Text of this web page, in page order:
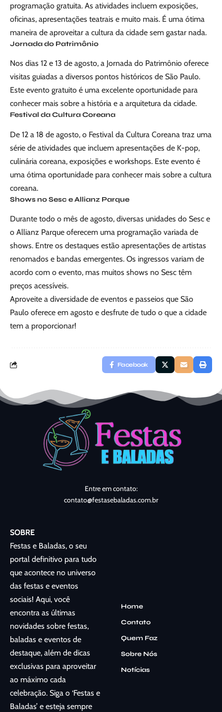
programação gratuita. As atividades incluem exposições,
oficinas, apresentações teatrais e muito mais. É uma ótima
maneira de aproveitar a cultura da cidade sem gastar nada.
Jornada do Patrimônio
Nos dias 12 e 13 de agosto, a Jornada do Patrimônio oferece
visitas guiadas a diversos pontos históricos de São Paulo.
Este evento gratuito é uma excelente oportunidade para
conhecer mais sobre a história e a arquitetura da cidade.
Festival da Cultura Coreana
De 12 a 18 de agosto, o Festival da Cultura Coreana traz uma
série de atividades que incluem apresentações de K-pop,
culinária coreana, exposições e workshops. Este evento é
uma ótima oportunidade para conhecer mais sobre a cultura
coreana.
Shows no Sesc e Allianz Parque
Durante todo o mês de agosto, diversas unidades do Sesc e
o Allianz Parque oferecem uma programação variada de
shows. Entre os destaques estão apresentações de artistas
renomados e bandas emergentes. Os ingressos variam de
acordo com o evento, mas muitos shows no Sesc têm
preços acessíveis.
Aproveite a diversidade de eventos e passeios que São
Paulo oferece em agosto e desfrute de tudo o que a cidade
tem a proporcionar!
Facebook
Entre em contato:
contato@festasebaladas.com.br
SOBRE
Festas e Baladas, o seu
portal definitivo para tudo
que acontece no universo
das festas e eventos
sociais! Aqui, você
encontra as últimas
novidades sobre festas,
baladas e eventos de
destaque, além de dicas
exclusivas para aproveitar
ao máximo cada
celebração. Siga o ‘Festas e
Baladas’ e esteja sempre
Home
Contato
Quem Faz
Sobre Nós
Notícias